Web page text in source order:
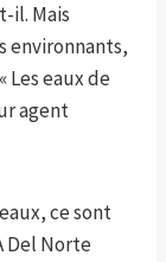
il. Mais
environnants,
eaux de
agent
ce sont
Del Norte